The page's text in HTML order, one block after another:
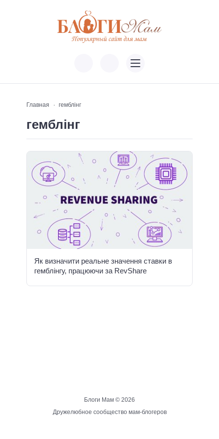
Главная гемблінг
гемблінг
Як визначити реальне значення ставки в
гемблінгу, працюючи за RevShare
Блоги Мам © 2026
Дружелюбное сообщество мам-блогеров